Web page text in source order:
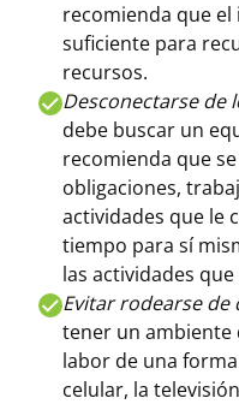
recomienda que
suficiente para
recursos.
Desconectarse de
debe buscar un
recomienda que
obligaciones,
actividades que le
tiempo para sí
las actividades
Evitar rodearse de
tener un ambiente
labor de una
celular, la